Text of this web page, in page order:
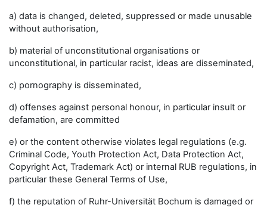
a) data is changed, deleted, suppressed or made unusable
without authorisation,
b) material of unconstitutional organisations or
unconstitutional, in particular racist, ideas are disseminated,
c) pornography is disseminated,
d) offenses against personal honour, in particular insult or
defamation, are committed
e) or the content otherwise violates legal regulations (e.g.
Criminal Code, Youth Protection Act, Data Protection Act,
Copyright Act, Trademark Act) or internal RUB regulations, in
particular these General Terms of Use,
f) the reputation of Ruhr-Universität Bochum is damaged or